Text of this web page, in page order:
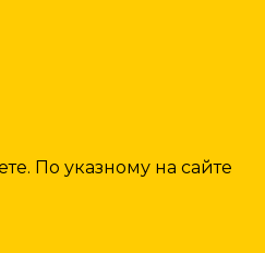
По указному на сайте